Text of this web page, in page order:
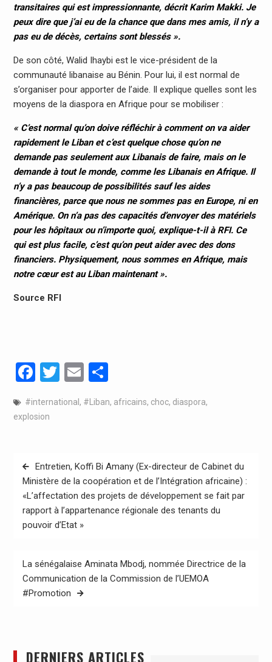
transitaires qui est impressionnante, décrit Karim Makki. Je
peux dire que j’ai eu de la chance que dans mes amis, il n’y a
pas eu de décès, certains sont blessés ».
De son côté, Walid Ihaybi est le vice-président de la
communauté libanaise au Bénin. Pour lui, il est normal de
s’organiser pour apporter de l’aide. Il explique quelles sont les
moyens de la diaspora en Afrique pour se mobiliser :
« C’est normal qu’on doive réfléchir à comment on va aider
rapidement le Liban et c’est quelque chose qu’on ne
demande pas seulement aux Libanais de faire, mais on le
demande à tout le monde, comme les Libanais en Afrique. Il
n’y a pas beaucoup de possibilités sauf les aides
financières, parce que nous ne sommes pas en Europe, ni en
Amérique. On n’a pas des capacités d’envoyer des matériels
pour les hôpitaux ou n’importe quoi, explique-t-il à RFI. Ce
qui est plus facile, c’est qu’on peut aider avec des dons
financiers. Physiquement, nous sommes en Afrique, mais
notre cœur est au Liban maintenant ».
Source RFI
Facebook
Twitter
Email
#international , #Liban, africains, choc, diaspora,
explosion
Navigation
de
l’article
Entretien, Koffi Bi Amany (Ex-directeur de Cabinet du
Ministère de la coopération et de l’Intégration africaine) :
«L’affectation des projets de développement se fait par
rapport à l’appartenance régionale des tenants du
pouvoir d’Etat »
La sénégalaise Aminata Mbodj, nommée Directrice de la
Communication de la Commission de l’UEMOA
#Promotion
DERNIERS ARTICLES